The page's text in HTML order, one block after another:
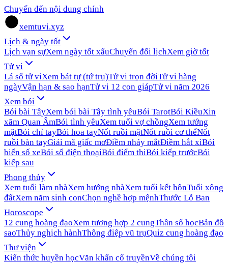
Chuyển đến nội dung chính
xemtuvi.xyz
Lịch & ngày tốt
Lịch vạn sựXem ngày tốt xấuChuyển đổi lịchXem giờ tốt
Tử vi
Lá số tử viXem bát tự (tứ trụ)Tử vi trọn đờiTử vi hàng
ngàyVận hạn & sao hạnTử vi 12 con giápTử vi năm 2026
Xem bói
Bói bài TâyXem bói bài Tây tình yêuBói TarotBói KiềuXin
xăm Quan ÂmBói tình yêuXem tuổi vợ chồngXem tướng
mặtBói chỉ tayBói hoa tayNốt ruồi mặtNốt ruồi cơ thểNốt
ruồi bàn tayGiải mã giấc mơĐiềm nháy mắtĐiềm hắt xìBói
biển số xeBói số điện thoạiBói điểm thiBói kiếp trướcBói
kiếp sau
Phong thủy
Xem tuổi làm nhàXem hướng nhàXem tuổi kết hônTuổi xông
đấtXem năm sinh conChọn nghề hợp mệnhThước Lỗ Ban
Horoscope
12 cung hoàng đạoXem tương hợp 2 cungThần số họcBản đồ
saoThủy nghịch hànhThông điệp vũ trụQuiz cung hoàng đạo
Thư viện
Kiến thức huyền họcVăn khấn cổ truyềnVề chúng tôi